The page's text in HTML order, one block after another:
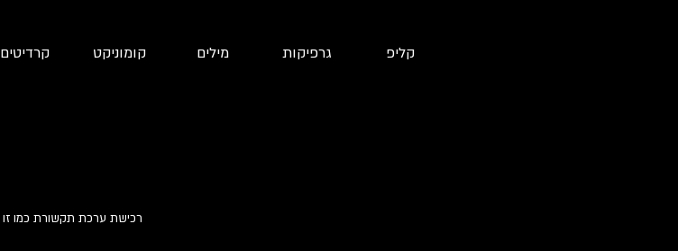
קליפ גרפיקות מילים קומוניקט קרדיטים
רכישת ערכת תקשורת כמו זו